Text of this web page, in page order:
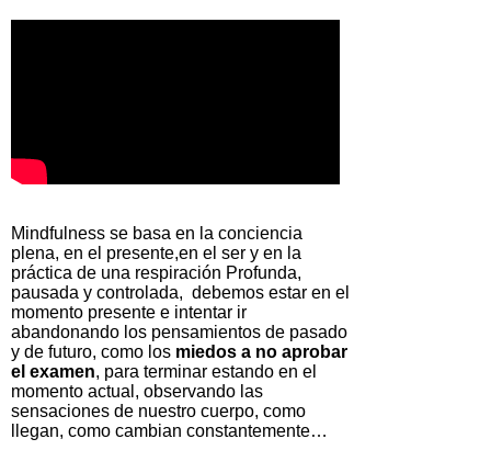
Mindfulness se basa en la conciencia
plena, en el presente,en el ser y en la
práctica de una respiración Profunda,
pausada y controlada, debemos estar en el
momento presente e intentar ir
abandonando los pensamientos de pasado
y de futuro, como los miedos a no aprobar
el examen, para terminar estando en el
momento actual, observando las
sensaciones de nuestro cuerpo, como
llegan, como cambian constantemente…